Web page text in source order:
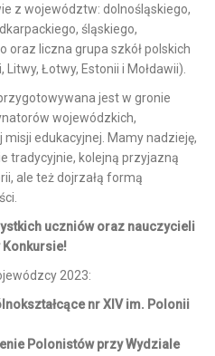
z województw: dolnośląskiego,
śląskiego,
oraz liczna grupa szkół polskich
Łotwy, Estonii i Mołdawii).
jest w gronie
wojewódzkich,
edukacyjnej. Mamy nadzieję,
tradycyjnie, kolejną przyjazną
ale też dojrzałą formą
uczniów oraz nauczycieli
Konkursie!
2023:
nr XIV im. Polonii
Polonistów przy Wydziale